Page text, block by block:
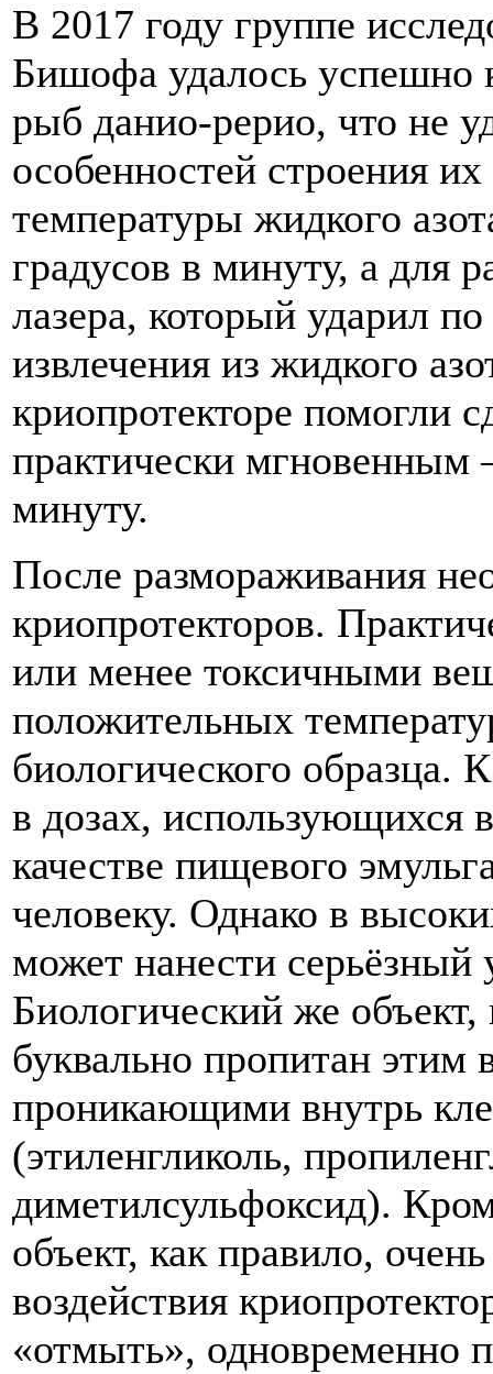
В 2017 году группе
Бишофа удалось успешно
рыб данио-рерио, что не
особенностей строения
температуры жидкого
градусов в минуту, а для
лазера, который ударил
извлечения из жидкого
криопротекторе помогли
практически
минуту.
После размораживания
криопротекторов.
или менее токсичными
положительных
биологического образца.
в дозах, использующихся
качестве пищевого
человеку. Однако в
может нанести серьёзный
Биологический же
буквально пропитан
проникающими внутрь
(этиленгликоль,
диметилсульфоксид).
объект, как правило,
воздействия
«отмыть», одновременно